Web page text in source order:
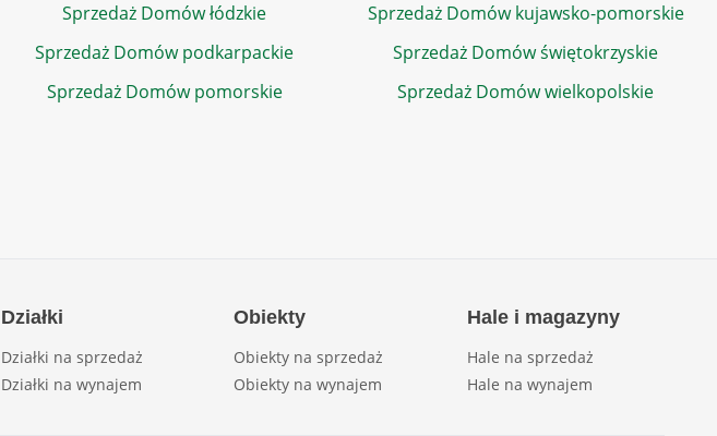
Sprzedaż Domów łódzkie
Sprzedaż Domów kujawsko-pomorskie
Sprzedaż Domów podkarpackie
Sprzedaż Domów świętokrzyskie
Sprzedaż Domów pomorskie Sprzedaż Domów wielkopolskie
Działki
Działki na sprzedaż
Działki na wynajem
Obiekty
Obiekty na sprzedaż
Obiekty na wynajem
Hale i magazyny
Hale na sprzedaż
Hale na wynajem